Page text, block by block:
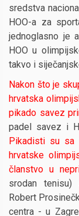
sredstva
HOO-a za
jednoglasno je
HOO u
takvo i
Nakon što je
hrvatska
pikado savez
padel savez i
Pikadisti su sa
hrvatske
članstvo u
srodan tenisu)
Robert
centra - u